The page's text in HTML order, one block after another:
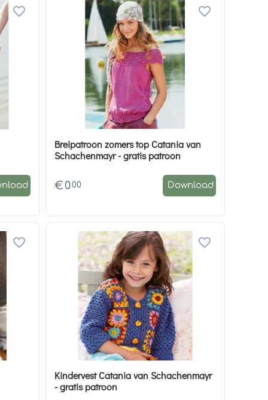
Breipatroon zomers top Catania van
Schachenmayr - gratis patroon
€ 0 00 Download
Kindervest Catania van Schachenmayr
- gratis patroon